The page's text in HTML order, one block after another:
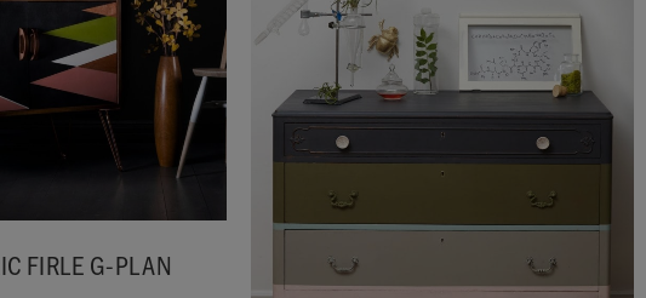
FIRLE G-PLAN